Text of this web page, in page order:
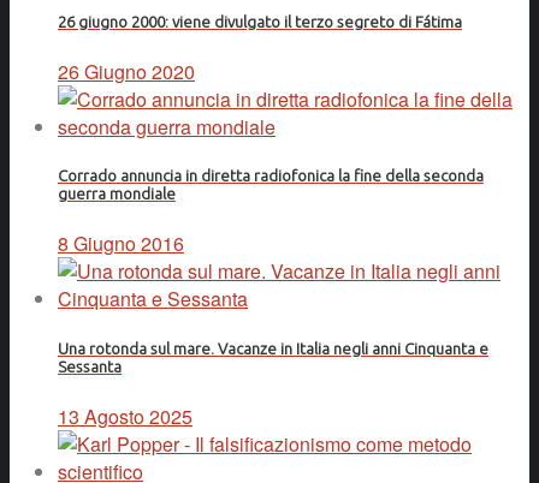
26 giugno 2000: viene divulgato il terzo segreto di Fátima
26 Giugno 2020
Corrado annuncia in diretta radiofonica la fine della seconda
guerra mondiale
8 Giugno 2016
Una rotonda sul mare. Vacanze in Italia negli anni Cinquanta e
Sessanta
13 Agosto 2025